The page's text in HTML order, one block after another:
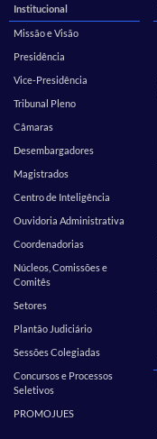
Institucional
Missão e Visão
Presidência
Vice-Presidência
Tribunal Pleno
Câmaras
Desembargadores
Magistrados
Centro de Inteligência
Ouvidoria Administrativa
Coordenadorias
Núcleos, Comissões e
Comitês
Setores
Plantão Judiciário
Sessões Colegiadas
Concursos e Processos
Seletivos
PROMOJUES